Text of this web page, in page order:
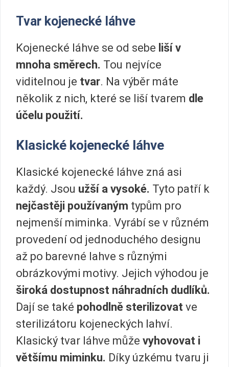
Tvar kojenecké láhve
Kojenecké láhve se od sebe liší v
mnoha směrech. Tou nejvíce
viditelnou je tvar. Na výběr máte
několik z nich, které se liší tvarem dle
účelu použití.
Klasické kojenecké láhve
Klasické kojenecké láhve zná asi
každý. Jsou užší a vysoké. Tyto patří k
nejčastěji používaným typům pro
nejmenší miminka. Vyrábí se v různém
provedení od jednoduchého designu
až po barevné lahve s různými
obrázkovými motivy. Jejich výhodou je
široká dostupnost náhradních dudlíků.
Dají se také pohodlně sterilizovat ve
sterilizátoru kojeneckých lahví.
Klasický tvar láhve může vyhovovat i
většímu miminku. Díky úzkému tvaru ji